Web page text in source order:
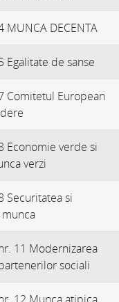
MUNCA DECENTA
Egalitate de sanse
Comitetul European
Economie verde si
verzi
Securitatea si
11 Modernizarea
sociali